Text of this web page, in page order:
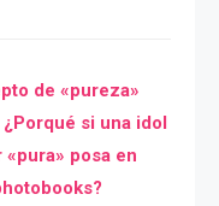
de «pureza»
si una idol
«pura» posa en